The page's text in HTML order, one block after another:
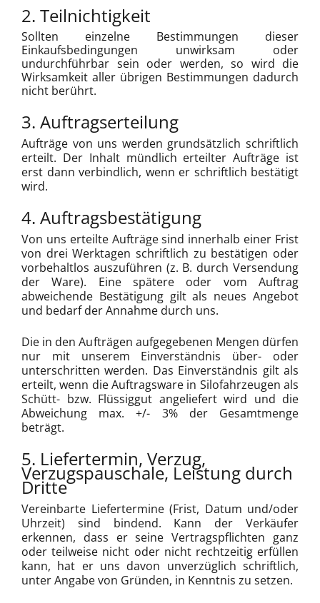
2. Teilnichtigkeit
Sollten einzelne Bestimmungen dieser
Einkaufsbedingungen unwirksam oder
undurchführbar sein oder werden, so wird die
Wirksamkeit aller übrigen Bestimmungen dadurch
nicht berührt.
3. Auftragserteilung
Aufträge von uns werden grundsätzlich schriftlich
erteilt. Der Inhalt mündlich erteilter Aufträge ist
erst dann verbindlich, wenn er schriftlich bestätigt
wird.
4. Auftragsbestätigung
Von uns erteilte Aufträge sind innerhalb einer Frist
von drei Werktagen schriftlich zu bestätigen oder
vorbehaltlos auszuführen (z. B. durch Versendung
der Ware). Eine spätere oder vom Auftrag
abweichende Bestätigung gilt als neues Angebot
und bedarf der Annahme durch uns.
Die in den Aufträgen aufgegebenen Mengen dürfen
nur mit unserem Einverständnis über- oder
unterschritten werden. Das Einverständnis gilt als
erteilt, wenn die Auftragsware in Silofahrzeugen als
Schütt- bzw. Flüssiggut angeliefert wird und die
Abweichung max. +/- 3% der Gesamtmenge
beträgt.
5. Liefertermin, Verzug,
Verzugspauschale, Leistung durch
Dritte
Vereinbarte Liefertermine (Frist, Datum und/oder
Uhrzeit) sind bindend. Kann der Verkäufer
erkennen, dass er seine Vertragspflichten ganz
oder teilweise nicht oder nicht rechtzeitig erfüllen
kann, hat er uns davon unverzüglich schriftlich,
unter Angabe von Gründen, in Kenntnis zu setzen.